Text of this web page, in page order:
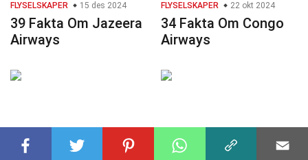
FLYSELSKAPER 15 des 2024
39 Fakta Om Jazeera
Airways
FLYSELSKAPER 22 okt 2024
34 Fakta Om Congo
Airways